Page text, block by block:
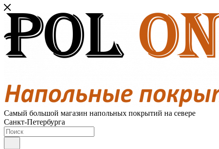
Самый большой магазин напольных покрытий на севере
Санкт-Петербурга